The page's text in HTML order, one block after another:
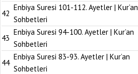
42
Enbiya Suresi 101-112. Ayetler | Kur’an
Sohbetleri
43
Enbiya Suresi 94-100. Ayetler | Kur’an
Sohbetleri
44
Enbiya Suresi 83-93. Ayetler | Kur’an
Sohbetleri